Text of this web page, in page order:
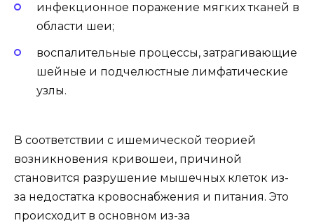
инфекционное поражение мягких тканей в
области шеи;
воспалительные процессы, затрагивающие
шейные и подчелюстные лимфатические
узлы.
В соответствии с ишемической теорией
возникновения кривошеи, причиной
становится разрушение мышечных клеток из-
за недостатка кровоснабжения и питания. Это
происходит в основном из-за